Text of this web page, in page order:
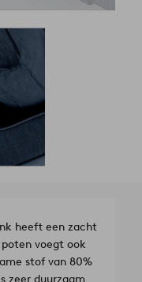
heeft een zacht
voegt ook
stof van 80%
zeer duurzaam